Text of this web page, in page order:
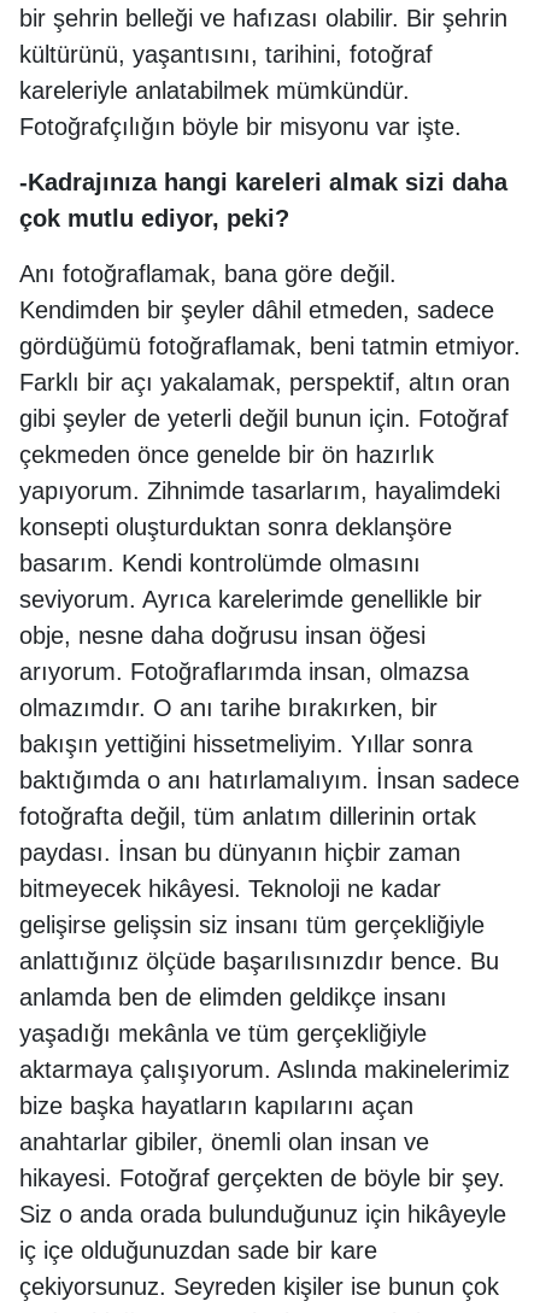
bir şehrin belleği ve hafızası olabilir. Bir şehrin
kültürünü, yaşantısını, tarihini, fotoğraf
kareleriyle anlatabilmek mümkündür.
Fotoğrafçılığın böyle bir misyonu var işte.
-Kadrajınıza hangi kareleri almak sizi daha
çok mutlu ediyor, peki?
Anı fotoğraflamak, bana göre değil.
Kendimden bir şeyler dâhil etmeden, sadece
gördüğümü fotoğraflamak, beni tatmin etmiyor.
Farklı bir açı yakalamak, perspektif, altın oran
gibi şeyler de yeterli değil bunun için. Fotoğraf
çekmeden önce genelde bir ön hazırlık
yapıyorum. Zihnimde tasarlarım, hayalimdeki
konsepti oluşturduktan sonra deklanşöre
basarım. Kendi kontrolümde olmasını
seviyorum. Ayrıca karelerimde genellikle bir
obje, nesne daha doğrusu insan öğesi
arıyorum. Fotoğraflarımda insan, olmazsa
olmazımdır. O anı tarihe bırakırken, bir
bakışın yettiğini hissetmeliyim. Yıllar sonra
baktığımda o anı hatırlamalıyım. İnsan sadece
fotoğrafta değil, tüm anlatım dillerinin ortak
paydası. İnsan bu dünyanın hiçbir zaman
bitmeyecek hikâyesi. Teknoloji ne kadar
gelişirse gelişsin siz insanı tüm gerçekliğiyle
anlattığınız ölçüde başarılısınızdır bence. Bu
anlamda ben de elimden geldikçe insanı
yaşadığı mekânla ve tüm gerçekliğiyle
aktarmaya çalışıyorum. Aslında makinelerimiz
bize başka hayatların kapılarını açan
anahtarlar gibiler, önemli olan insan ve
hikayesi. Fotoğraf gerçekten de böyle bir şey.
Siz o anda orada bulunduğunuz için hikâyeyle
iç içe olduğunuzdan sade bir kare
çekiyorsunuz. Seyreden kişiler ise bunun çok